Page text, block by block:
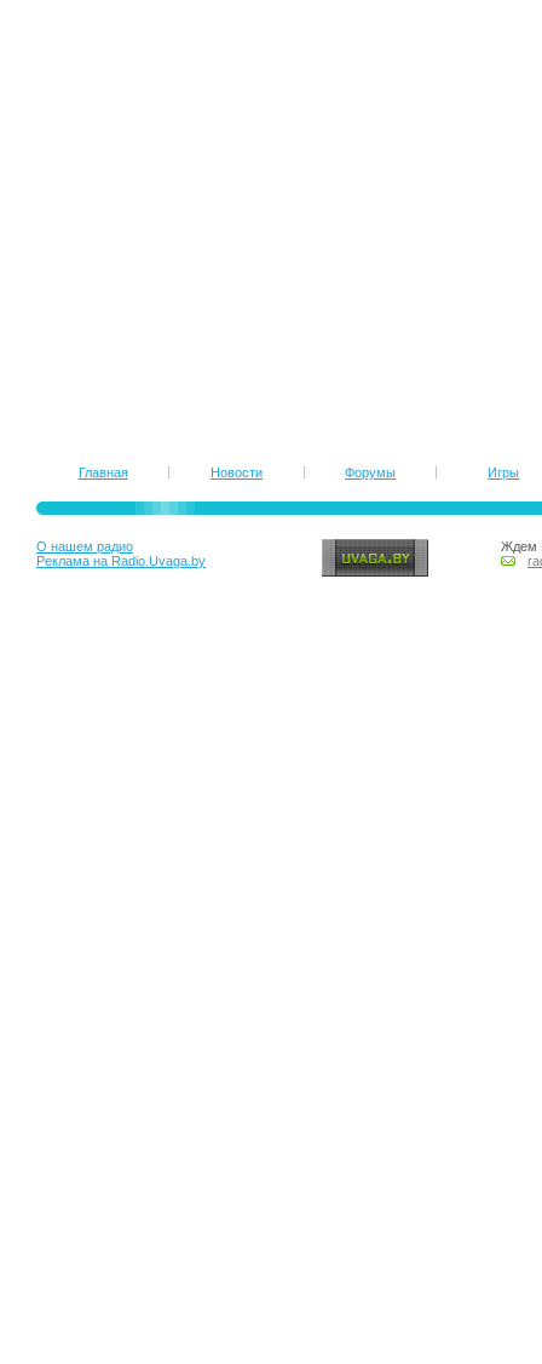
Главная Новости Форумы Игры
О нашем радио
Реклама на Radio.Uvaga.by
Ждем